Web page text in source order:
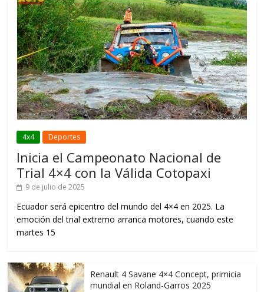
4x4 Deportes
Inicia el Campeonato Nacional de
Trial 4×4 con la Válida Cotopaxi
9 de julio de 2025
Ecuador será epicentro del mundo del 4×4 en 2025. La
emoción del trial extremo arranca motores, cuando este
martes 15
Renault 4 Savane 4×4 Concept, primicia
mundial en Roland-Garros 2025